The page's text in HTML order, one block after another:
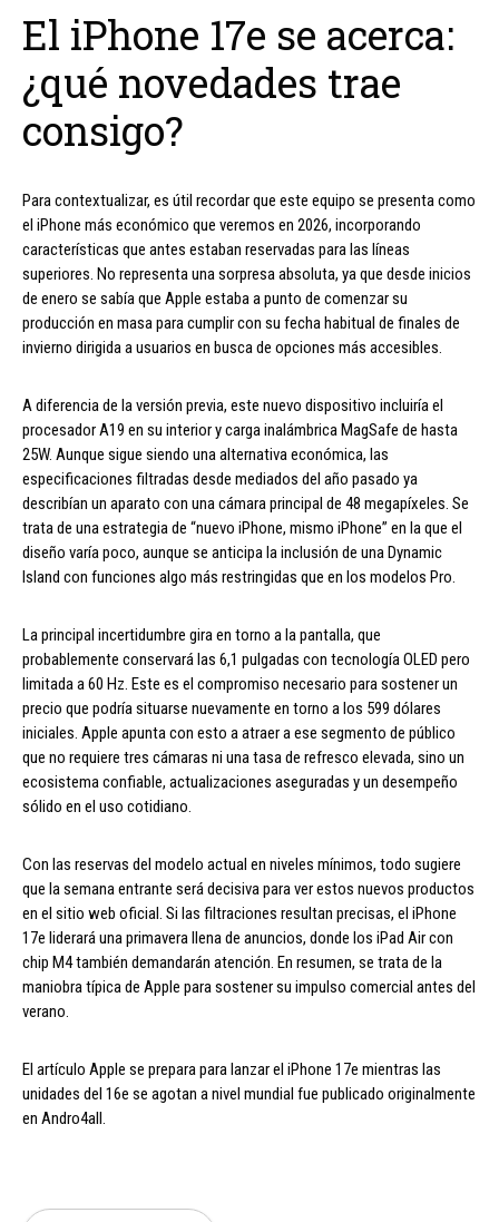
El iPhone 17e se acerca:
¿qué novedades trae
consigo?
Para contextualizar, es útil recordar que este equipo se presenta como
el iPhone más económico que veremos en 2026, incorporando
características que antes estaban reservadas para las líneas
superiores. No representa una sorpresa absoluta, ya que desde inicios
de enero se sabía que Apple estaba a punto de comenzar su
producción en masa para cumplir con su fecha habitual de finales de
invierno dirigida a usuarios en busca de opciones más accesibles.
A diferencia de la versión previa, este nuevo dispositivo incluiría el
procesador A19 en su interior y carga inalámbrica MagSafe de hasta
25W. Aunque sigue siendo una alternativa económica, las
especificaciones filtradas desde mediados del año pasado ya
describían un aparato con una cámara principal de 48 megapíxeles. Se
trata de una estrategia de “nuevo iPhone, mismo iPhone” en la que el
diseño varía poco, aunque se anticipa la inclusión de una Dynamic
Island con funciones algo más restringidas que en los modelos Pro.
La principal incertidumbre gira en torno a la pantalla, que
probablemente conservará las 6,1 pulgadas con tecnología OLED pero
limitada a 60 Hz. Este es el compromiso necesario para sostener un
precio que podría situarse nuevamente en torno a los 599 dólares
iniciales. Apple apunta con esto a atraer a ese segmento de público
que no requiere tres cámaras ni una tasa de refresco elevada, sino un
ecosistema confiable, actualizaciones aseguradas y un desempeño
sólido en el uso cotidiano.
Con las reservas del modelo actual en niveles mínimos, todo sugiere
que la semana entrante será decisiva para ver estos nuevos productos
en el sitio web oficial. Si las filtraciones resultan precisas, el iPhone
17e liderará una primavera llena de anuncios, donde los iPad Air con
chip M4 también demandarán atención. En resumen, se trata de la
maniobra típica de Apple para sostener su impulso comercial antes del
verano.
El artículo Apple se prepara para lanzar el iPhone 17e mientras las
unidades del 16e se agotan a nivel mundial fue publicado originalmente
en Andro4all.